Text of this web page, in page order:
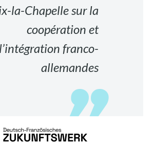
la-Chapelle sur la
coopération et
l’intégration franco-
allemandes